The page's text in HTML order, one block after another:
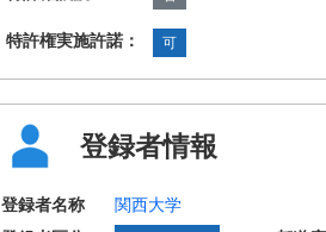
特許権実施許諾： 可
登録者情報
登録者名称
関西大学